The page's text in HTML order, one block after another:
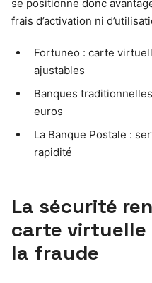
se positionne donc
frais d’activation ni
Fortuneo : carte
ajustables
Banques
euros
La Banque Postale :
rapidité
La sécurité
carte virtuelle
la fraude